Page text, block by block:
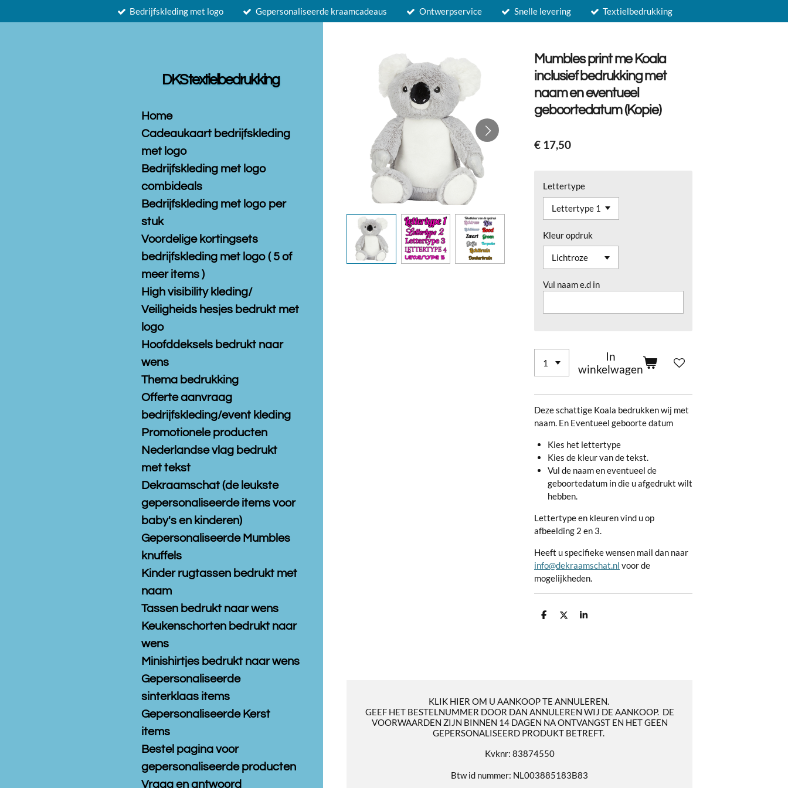
direct
Bedrijfskleding met logo Gepersonaliseerde kraamcadeaus Ontwerpservice Snelle levering Textielbedrukking
Mumbles print me Koala
inclusief bedrukking met
naam en eventueel
geboortedatum (Kopie)
€ 17,50
Lettertype
Kleur opdruk
Vul naam e.d in
In
winkelwagen
Deze schattige Koala bedrukken wij met
naam. En Eventueel geboorte datum
Kies het lettertype
Kies de kleur van de tekst.
Vul de naam en eventueel de
geboortedatum in die u afgedrukt wilt
hebben.
Lettertype en kleuren vind u op
afbeelding 2 en 3.
Heeft u specifieke wensen mail dan naar
info@dekraamschat.nl voor de
mogelijkheden.
D
D
S
KLIK HIER OM U AANKOOP TE ANNULEREN.
GEEF HET BESTELNUMMER DOOR DAN ANNULEREN WIJ DE AANKOOP. DE
VOORWAARDEN ZIJN BINNEN 14 DAGEN NA ONTVANGST EN HET GEEN
GEPERSONALISEERD PRODUKT BETREFT.
Kvknr: 83874550
Btw id nummer: NL003885183B83
DKS textielbedrukking
Home
Cadeaukaart bedrijfskleding
met logo
Bedrijfskleding met logo
combideals
Bedrijfskleding met logo per
stuk
Voordelige kortingsets
bedrijfskleding met logo ( 5 of
meer items )
High visibility kleding/
Veiligheids hesjes bedrukt met
logo
Hoofddeksels bedrukt naar
wens
Thema bedrukking
Offerte aanvraag
bedrijfskleding/event kleding
Promotionele producten
Nederlandse vlag bedrukt
met tekst
Dekraamschat (de leukste
gepersonaliseerde items voor
baby's en kinderen)
Gepersonaliseerde Mumbles
knuffels
Kinder rugtassen bedrukt met
naam
Tassen bedrukt naar wens
Keukenschorten bedrukt naar
wens
Minishirtjes bedrukt naar wens
Gepersonaliseerde
sinterklaas items
Gepersonaliseerde Kerst
items
Bestel pagina voor
gepersonaliseerde producten
Vraag en antwoord